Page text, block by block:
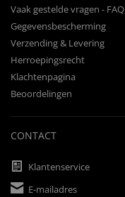
Vaak gestelde vragen - FAQ
Gegevensbescherming
Verzending & Levering
Herroepingsrecht
Klachtenpagina
Beoordelingen
CONTACT
Klantenservice
E-mailadres